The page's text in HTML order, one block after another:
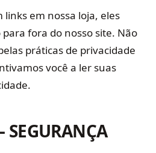
links em nossa loja, eles
fora do nosso site. Não
práticas de privacidade
você a ler suas
SEGURANÇA